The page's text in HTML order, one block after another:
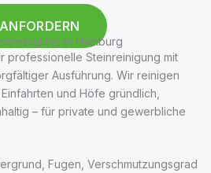
in Hamburg
professionelle Steinreinigung mit
Ausführung. Wir reinigen
und Höfe gründlich,
– für private und gewerbliche
Fugen, Verschmutzungsgrad